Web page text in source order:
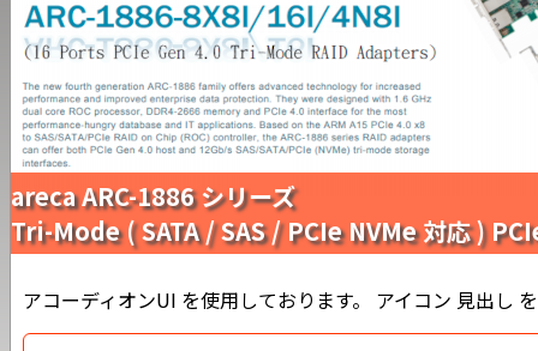
areca ARC-1886 シリーズ
Tri-Mode ( SATA / SAS / PCIe NVMe 対応 )
アコーディオンUI を使用しております。 アイコン 見出し